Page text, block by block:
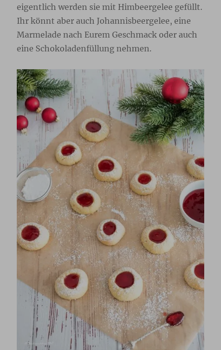
eigentlich werden sie mit Himbeergelee gefüllt.
Ihr könnt aber auch Johannisbeergelee, eine
Marmelade nach Eurem Geschmack oder auch
eine Schokoladenfüllung nehmen.